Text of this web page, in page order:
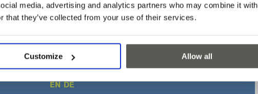
media, advertising and analytics partners who may combine it with
that they’ve collected from your use of their services.
Customize Allow all
EN DE
DATASHEET - CEGARD/SMART CONTROLLER
EN DE